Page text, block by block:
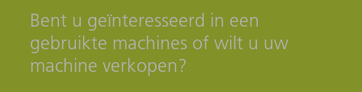
Bent u geïnteresseerd in een
gebruikte machines of wilt u uw
machine verkopen?